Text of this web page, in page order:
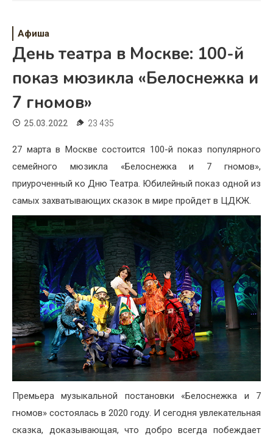
Свадьба
Дом
Жизнь
Хобби
Недвижимость
Афиша
День театра в Москве: 100-й
показ мюзикла «Белоснежка и
7 гномов»
25.03.2022 23 435
27 марта в Москве состоится 100-й показ популярного
семейного мюзикла «Белоснежка и 7 гномов»,
приуроченный ко Дню Театра. Юбилейный показ одной из
самых захватывающих сказок в мире пройдет в ЦДКЖ.
Премьера музыкальной постановки «Белоснежка и 7
гномов» состоялась в 2020 году. И сегодня увлекательная
сказка, доказывающая, что добро всегда побеждает